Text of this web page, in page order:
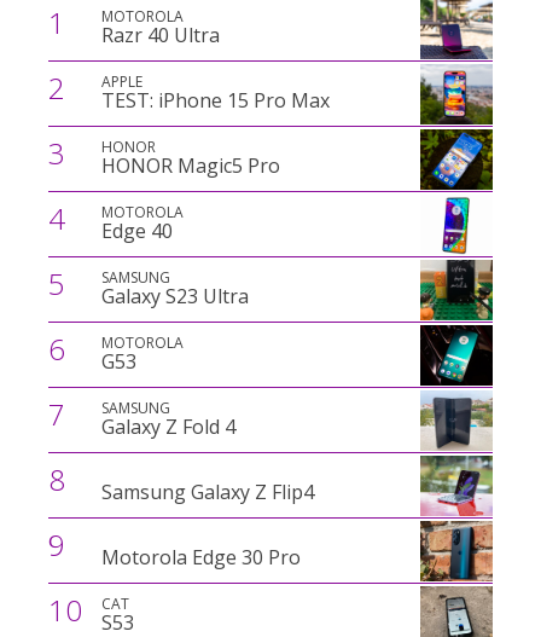
1 MOTOROLA
Razr 40 Ultra
2 APPLE
TEST: iPhone 15 Pro Max
3 HONOR
HONOR Magic5 Pro
4 MOTOROLA
Edge 40
5 SAMSUNG
Galaxy S23 Ultra
6 MOTOROLA
G53
7 SAMSUNG
Galaxy Z Fold 4
8 Samsung Galaxy Z Flip4
9 Motorola Edge 30 Pro
10 CAT
S53